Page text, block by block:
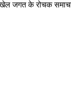
जगत के रोचक